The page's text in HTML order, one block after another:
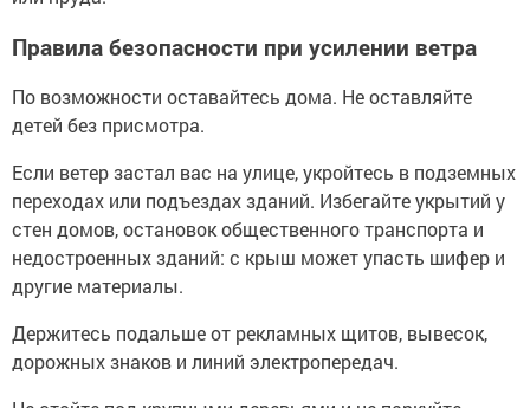
Правила безопасности при усилении ветра
По возможности оставайтесь дома. Не оставляйте
детей без присмотра.
Если ветер застал вас на улице, укройтесь в подземных
переходах или подъездах зданий. Избегайте укрытий у
стен домов, остановок общественного транспорта и
недостроенных зданий: с крыш может упасть шифер и
другие материалы.
Держитесь подальше от рекламных щитов, вывесок,
дорожных знаков и линий электропередач.